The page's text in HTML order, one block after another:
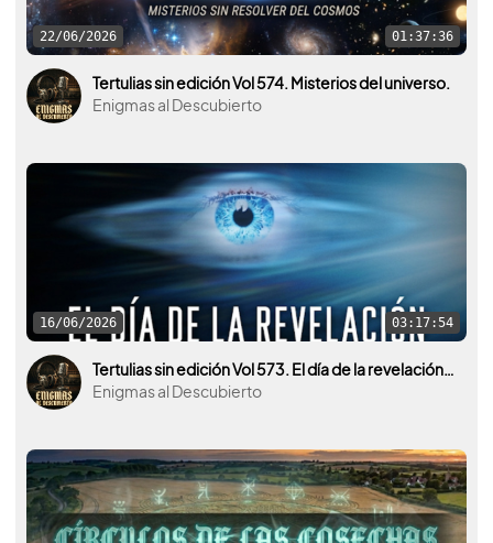
22/06/2026 01:37:36
Tertulias sin edición Vol 574. Misterios del universo.
Enigmas al Descubierto
16/06/2026 03:17:54
Tertulias sin edición Vol 573. El día de la revelación ¿El día de qué?
Enigmas al Descubierto